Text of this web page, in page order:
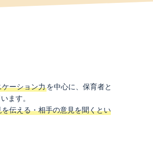
ーション力 を中心に、保育者と
ます。
伝える・相手の意見を聞くとい